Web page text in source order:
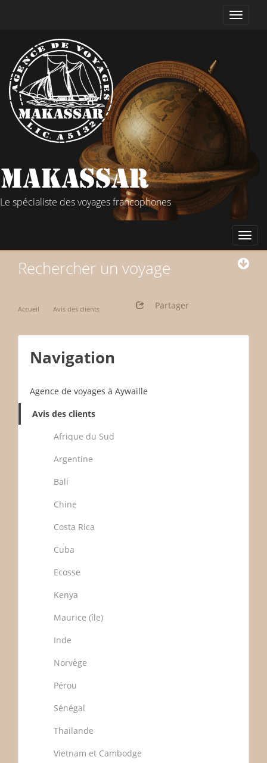
Le spécialiste des voyages francophones
Rechercher un voyage
Accueil Avis des clients Partager
Navigation
Agence de voyages à Aywaille
Avis des clients
Afrique du Sud
Argentine
Bali
Chine
Costa Rica
Cuba
Ecosse
Kenya
Maurice (île)
Inde
Norvège
Pérou
Sénégal
Thailande
Vietnam et Cambodge